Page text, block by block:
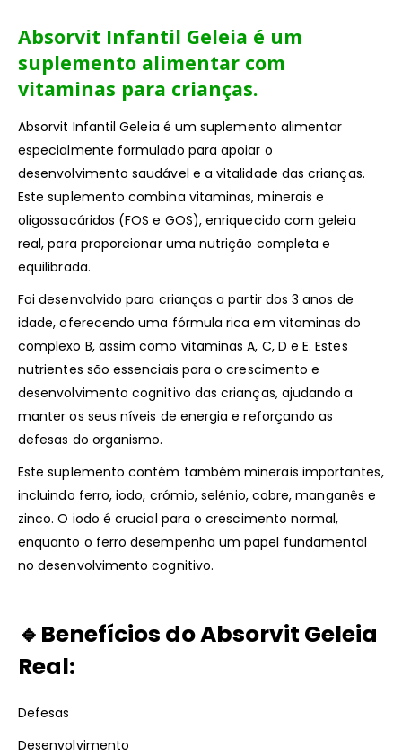
Absorvit Infantil Geleia é um
suplemento alimentar com
vitaminas para crianças.
Absorvit Infantil Geleia é um suplemento alimentar
especialmente formulado para apoiar o
desenvolvimento saudável e a vitalidade das crianças.
Este suplemento combina vitaminas, minerais e
oligossacáridos (FOS e GOS), enriquecido com geleia
real, para proporcionar uma nutrição completa e
equilibrada.
Foi desenvolvido para crianças a partir dos 3 anos de
idade, oferecendo uma fórmula rica em vitaminas do
complexo B, assim como vitaminas A, C, D e E. Estes
nutrientes são essenciais para o crescimento e
desenvolvimento cognitivo das crianças, ajudando a
manter os seus níveis de energia e reforçando as
defesas do organismo.
Este suplemento contém também minerais importantes,
incluindo ferro, iodo, crómio, selénio, cobre, manganês e
zinco. O iodo é crucial para o crescimento normal,
enquanto o ferro desempenha um papel fundamental
no desenvolvimento cognitivo.
🔹Benefícios doAbsorvit Geleia
Real:
Defesas
Desenvolvimento